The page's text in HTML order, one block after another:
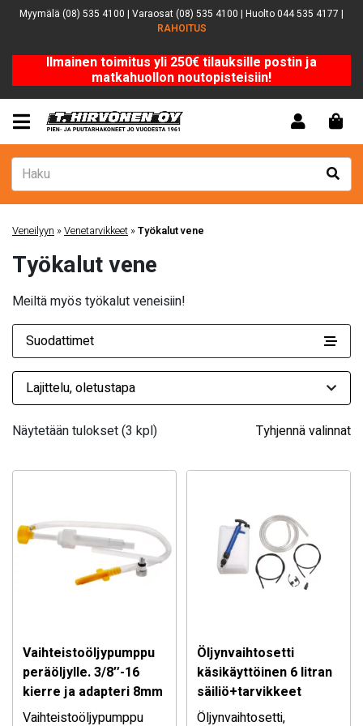
Myymälä (08) 535 4100 | Varaosat (08) 535 4100 | Huolto 044 535 4177 |
RAHOITUS
Ilmainen toimitus yli 250€ tilauksille postin ja
matkahuollon noutopisteisiin!
Veneilyyn »Venetarvikkeet »Työkalut vene
Työkalut vene
Meiltä myös työkalut veneisiin!
Suodattimet
Näytetään tulokset (3 kpl) Tyhjennä valinnat
Vaihteistoöljypumppu
peräöljylle. 3/8″-16
kierre ja adapteri 8mm
Vaihteistoöljypumppu
Öljynvaihtosetti
käsikäyttöinen 6 litran
säiliö+tarvikkeet
Öljynvaihtosetti,